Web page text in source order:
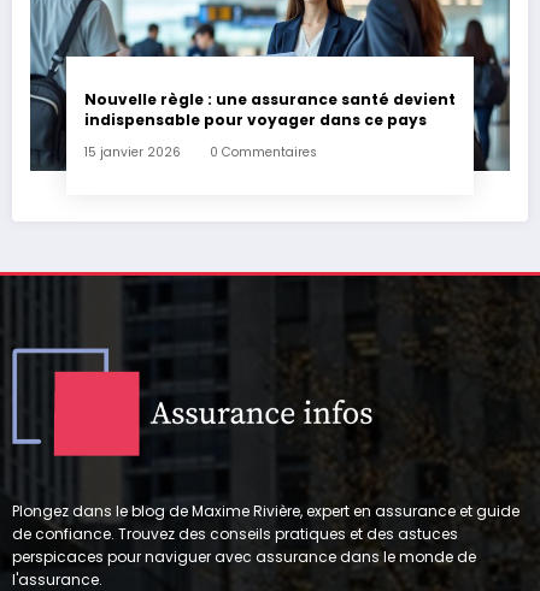
Nouvelle règle : une assurance santé devient
indispensable pour voyager dans ce pays
15 janvier 2026 0 Commentaires
Plongez dans le blog de Maxime Rivière, expert en assurance et guide
de confiance. Trouvez des conseils pratiques et des astuces
perspicaces pour naviguer avec assurance dans le monde de
l'assurance.